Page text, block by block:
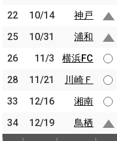
22
10/14 神戸
25
10/31 浦和
26
11/3 横浜FC
28
11/21 川崎Ｆ
33
12/16 湘南
34
12/19 鳥栖
22
10/14
神戸
25
10/31
浦和
26
11/3
横浜FC
28
11/21
川崎Ｆ
33
12/16
湘南
34
12/19 鳥栖